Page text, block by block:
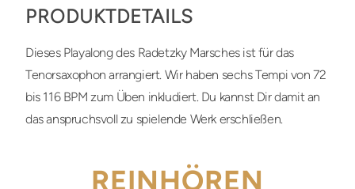
PRODUKTDETAILS
Dieses Playalong des Radetzky Marsches ist für das
Tenorsaxophon arrangiert. Wir haben sechs Tempi von 72
bis 116 BPM zum Üben inkludiert. Du kannst Dir damit an
das anspruchsvoll zu spielende Werk erschließen.
REINHÖREN